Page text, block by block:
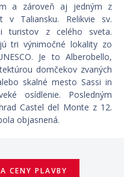
a zároveň aj jedným z
v Taliansku. Relikvie sv.
turistov z celého sveta.
tri výnimočné lokality zo
Je to Alberobello,
domčekov zvaných
skalné mesto Sassi in
osídlenie. Posledným
Castel del Monte z 12.
objasnená.
CENY PLAVBY